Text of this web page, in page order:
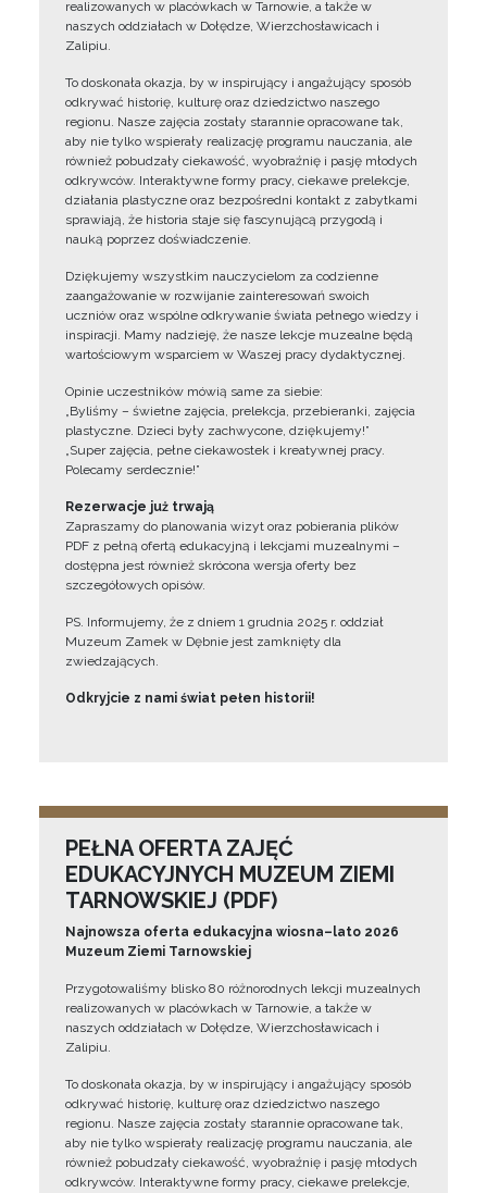
realizowanych w placówkach w Tarnowie, a także w
naszych oddziałach w Dołędze, Wierzchosławicach i
Zalipiu.
To doskonała okazja, by w inspirujący i angażujący sposób
odkrywać historię, kulturę oraz dziedzictwo naszego
regionu. Nasze zajęcia zostały starannie opracowane tak,
aby nie tylko wspierały realizację programu nauczania, ale
również pobudzały ciekawość, wyobraźnię i pasję młodych
odkrywców. Interaktywne formy pracy, ciekawe prelekcje,
działania plastyczne oraz bezpośredni kontakt z zabytkami
sprawiają, że historia staje się fascynującą przygodą i
nauką poprzez doświadczenie.
Dziękujemy wszystkim nauczycielom za codzienne
zaangażowanie w rozwijanie zainteresowań swoich
uczniów oraz wspólne odkrywanie świata pełnego wiedzy i
inspiracji. Mamy nadzieję, że nasze lekcje muzealne będą
wartościowym wsparciem w Waszej pracy dydaktycznej.
Opinie uczestników mówią same za siebie:
„Byliśmy – świetne zajęcia, prelekcja, przebieranki, zajęcia
plastyczne. Dzieci były zachwycone, dziękujemy!”
„Super zajęcia, pełne ciekawostek i kreatywnej pracy.
Polecamy serdecznie!”
Rezerwacje już trwają
Zapraszamy do planowania wizyt oraz pobierania plików
PDF z pełną ofertą edukacyjną i lekcjami muzealnymi –
dostępna jest również skrócona wersja oferty bez
szczegółowych opisów.
PS. Informujemy, że z dniem 1 grudnia 2025 r. oddział
Muzeum Zamek w Dębnie jest zamknięty dla
zwiedzających.
Odkryjcie z nami świat pełen historii!
PEŁNA OFERTA ZAJĘĆ
EDUKACYJNYCH MUZEUM ZIEMI
TARNOWSKIEJ (PDF)
Najnowsza oferta edukacyjna wiosna–lato 2026
Muzeum Ziemi Tarnowskiej
Przygotowaliśmy blisko 80 różnorodnych lekcji muzealnych
realizowanych w placówkach w Tarnowie, a także w
naszych oddziałach w Dołędze, Wierzchosławicach i
Zalipiu.
To doskonała okazja, by w inspirujący i angażujący sposób
odkrywać historię, kulturę oraz dziedzictwo naszego
regionu. Nasze zajęcia zostały starannie opracowane tak,
aby nie tylko wspierały realizację programu nauczania, ale
również pobudzały ciekawość, wyobraźnię i pasję młodych
odkrywców. Interaktywne formy pracy, ciekawe prelekcje,